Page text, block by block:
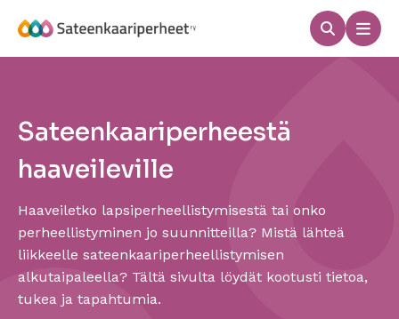
sisältöön
Haku
Sateenkaariperheestä
haaveileville
Haaveiletko lapsiperheellistymisestä tai onko
perheellistyminen jo suunnitteilla? Mistä lähteä
liikkeelle sateenkaariperheellistymisen
alkutaipaleella? Tältä sivulta löydät kootusti tietoa,
tukea ja tapahtumia.